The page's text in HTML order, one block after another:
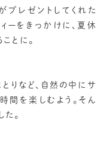
レゼントしてくれた
ーをきっかけに、夏休
とに。
りなど、自然の中にサ
間を楽しむよう。そん
。